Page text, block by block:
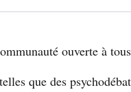
ouverte à
que des